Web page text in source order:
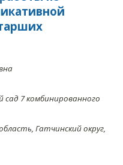
7 комбинированного
Гатчинский округ,